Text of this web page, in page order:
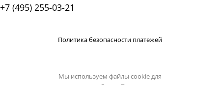
+7 (495) 255-03-21
Политика безопасности платежей
Мы используем файлы cookie для